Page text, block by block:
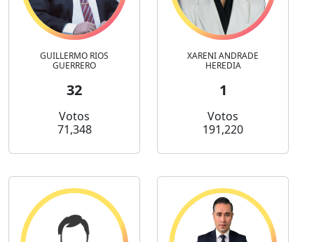
GUILLERMO RIOS
GUERRERO
32
Votos
71,348
XARENI ANDRADE
HEREDIA
1
Votos
191,220